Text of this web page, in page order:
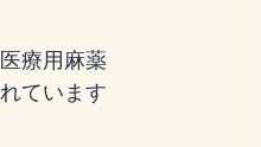
療用麻薬
ています